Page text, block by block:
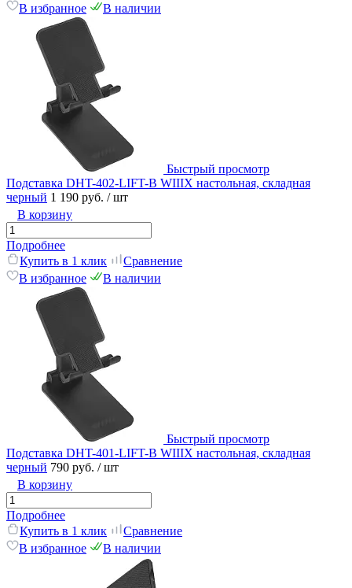
В избранное
В наличии
Быстрый просмотр
Подставка DHT-402-LIFT-B WIIIX настольная, складная
черный 1 190 руб. / шт
В корзину
Подробнее
Купить в 1 клик
Сравнение
В избранное
В наличии
Быстрый просмотр
Подставка DHT-401-LIFT-B WIIIX настольная, складная
черный 790 руб. / шт
В корзину
Подробнее
Купить в 1 клик
Сравнение
В избранное
В наличии